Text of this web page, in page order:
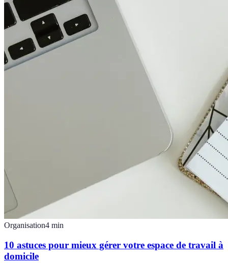
Organisation4 min
10 astuces pour mieux gérer votre espace de travail à
domicile